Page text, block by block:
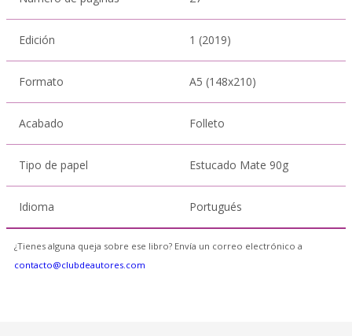
Edición 1 (2019)
Formato A5 (148x210)
Acabado Folleto
Tipo de papel Estucado Mate 90g
Idioma Portugués
¿Tienes alguna queja sobre ese libro? Envía un correo electrónico a
contacto@clubdeautores.com